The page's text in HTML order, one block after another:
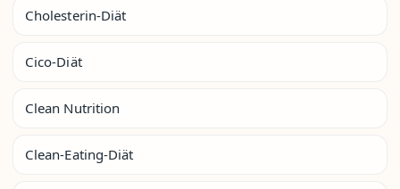
Cholesterin-Diät
Cico-Diät
Clean Nutrition
Clean-Eating-Diät